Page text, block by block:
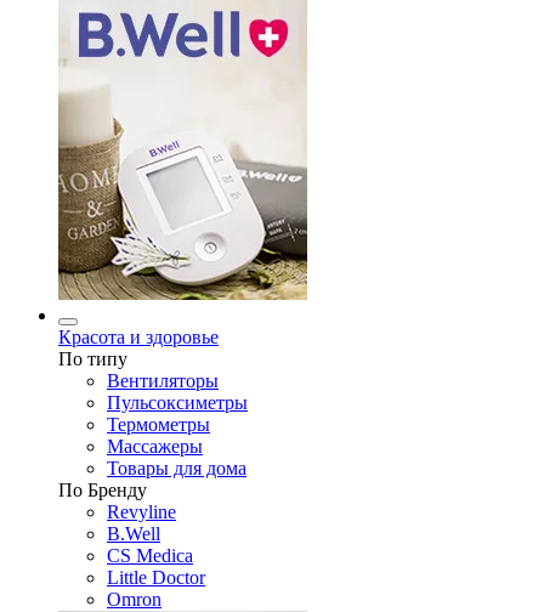
Красота и здоровье
По типу
Вентиляторы
Пульсоксиметры
Термометры
Массажеры
Товары для дома
По Бренду
Revyline
B.Well
CS Medica
Little Doctor
Omron